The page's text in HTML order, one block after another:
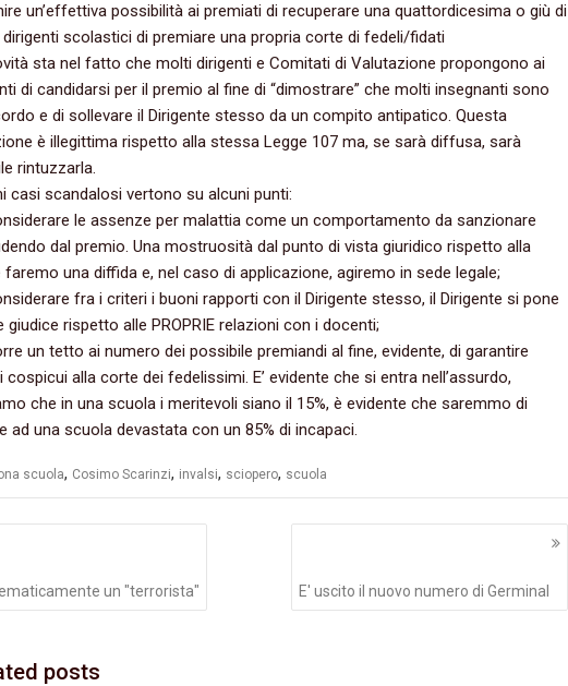
un’effettiva possibilità ai premiati di recuperare una quattordicesima o giù di
dirigenti scolastici di premiare una propria corte di fedeli/fidati
sta nel fatto che molti dirigenti e Comitati di Valutazione propongono ai
di candidarsi per il premio al fine di‭ “‬dimostrare‭” ‬che molti insegnanti sono
e di sollevare il Dirigente stesso da un compito antipatico.‭ ‬Questa
è illegittima rispetto alla stessa Legge‭ ‬107‭ ‬ma,‭ ‬se sarà diffusa,‭ ‬sarà
rintuzzarla.
casi scandalosi vertono su alcuni punti:
le assenze per malattia come un comportamento da sanzionare
dal premio.‭ ‬Una mostruosità dal punto di vista giuridico rispetto alla
faremo una diffida e,‭ ‬nel caso di applicazione,‭ ‬agiremo in sede legale‭;
fra i criteri i buoni rapporti con il Dirigente stesso,‭ ‬il Dirigente si pone
giudice rispetto alle PROPRIE relazioni con i docenti‭;
un tetto ai numero dei possibile premiandi al fine,‭ ‬evidente,‭ ‬di garantire
cospicui alla corte dei fedelissimi.‭ ‬E‭’ ‬evidente che si entra nell’assurdo,‭
che in una scuola i meritevoli siano il‭ ‬15%,‭ ‬è evidente che saremmo di
ad una scuola devastata con un‭ ‬85%‭ ‬di incapaci.
scuola, Cosimo Scarinzi, invalsi, sciopero, scuola
un "terrorista" E' uscito il nuovo numero di Germinal
posts